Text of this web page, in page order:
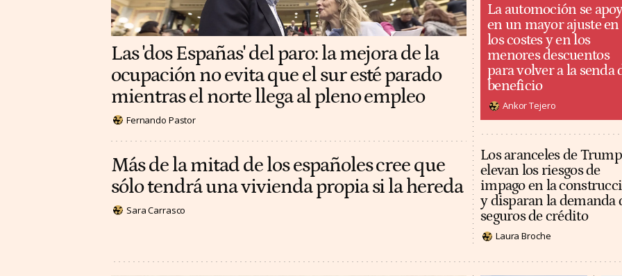
Las 'dos Españas' del paro: la mejora de la
ocupación no evita que el sur esté parado
mientras el norte llega al pleno empleo
Fernando Pastor
Más de la mitad de los españoles cree que
sólo tendrá una vivienda propia si la hereda
Sara Carrasco
La automoción se
en un mayor ajuste en
los costes y en los
menores descuentos
para volver a la senda
beneficio
Ankor Tejero
Los aranceles de Trump
elevan los riesgos de
impago en la
y disparan la demanda
seguros de crédito
Laura Broche